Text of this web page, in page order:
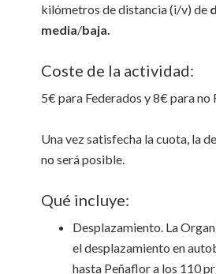
kilómetros de distancia (i/v) de
media/baja.
Coste de la actividad:
5€ para Federados y 8€ para no
Una vez satisfecha la cuota, la
no será posible.
Qué incluye:
Desplazamiento. La
el desplazamiento en
hasta Peñaflor a los 110